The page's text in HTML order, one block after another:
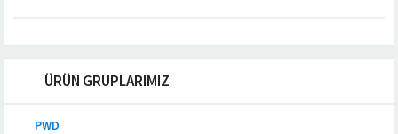
ÜRÜN GRUPLARIMIZ
PWD